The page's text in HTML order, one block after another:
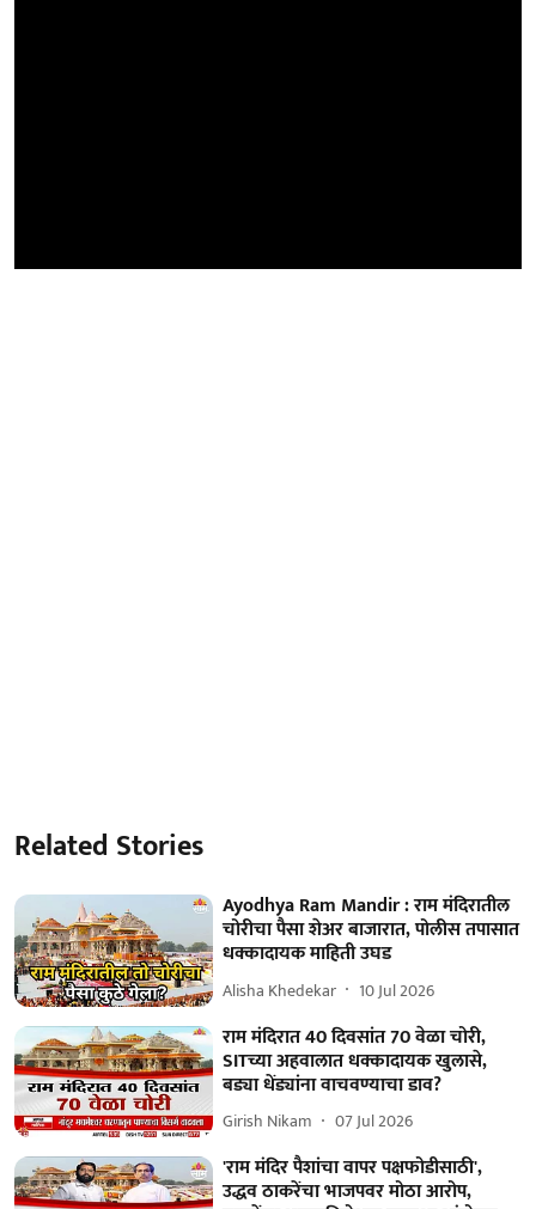
Related Stories
Ayodhya Ram Mandir : राम मंदिरातील
चोरीचा पैसा शेअर बाजारात, पोलीस तपासात
धक्कादायक माहिती उघड
Alisha Khedekar 10 Jul 2026
राम मंदिरात 40 दिवसांत 70 वेळा चोरी,
SITच्या अहवालात धक्कादायक खुलासे,
बड्या धेंड्यांना वाचवण्याचा डाव?
Girish Nikam 07 Jul 2026
'राम मंदिर पैशांचा वापर पक्षफोडीसाठी',
उद्धव ठाकरेंचा भाजपवर मोठा आरोप,